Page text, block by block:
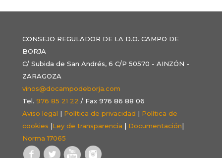
CONSEJO REGULADOR DE LA D.O. CAMPO DE
BORJA
C/ Subida de San Andrés, 6 C/P 50570 - AINZÓN -
ZARAGOZA
vinos@docampodeborja.com
Tel. 976 85 21 22 / Fax 976 86 88 06
Aviso legal | Política de privacidad | Política de
cookies |Ley de transparencia | Documentación|
Norma 17065